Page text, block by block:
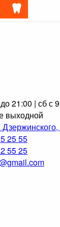
21:00 | сб с
выходной
25 55
55 25